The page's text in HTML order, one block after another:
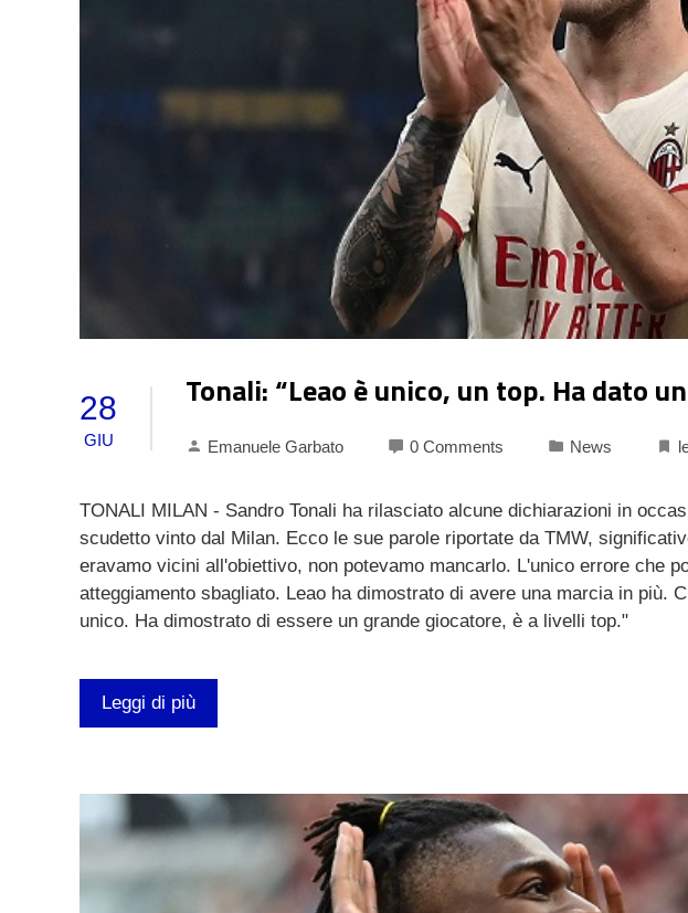
28
GIU
Tonali: “Leao è unico, un top. Ha dato
Emanuele Garbato 0 Comments News
TONALI MILAN - Sandro Tonali ha rilasciato alcune dichiarazioni in
scudetto vinto dal Milan. Ecco le sue parole riportate da TMW,
eravamo vicini all'obiettivo, non potevamo mancarlo. L'unico errore che
atteggiamento sbagliato. Leao ha dimostrato di avere una marcia in più.
unico. Ha dimostrato di essere un grande giocatore, è a livelli top."
Leggi di più